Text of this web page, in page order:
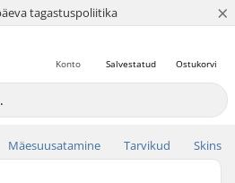
tagastuspoliitika
4.8 paljaks 5 ×
Ostukorvi
Salvestatud
Konto
Mäesuusatamine Tarvikud Skins